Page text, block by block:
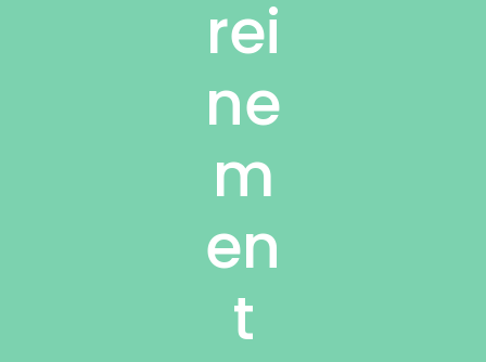
rei
ne
m
en
t